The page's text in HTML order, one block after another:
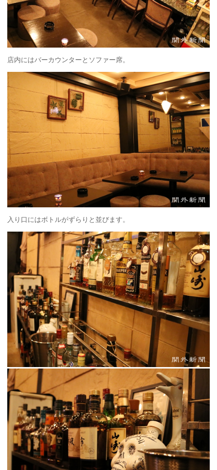
店内にはバーカウンターとソファー席。
入り口にはボトルがずらりと並びます。